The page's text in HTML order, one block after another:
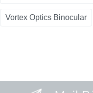
Vortex Optics Binocular